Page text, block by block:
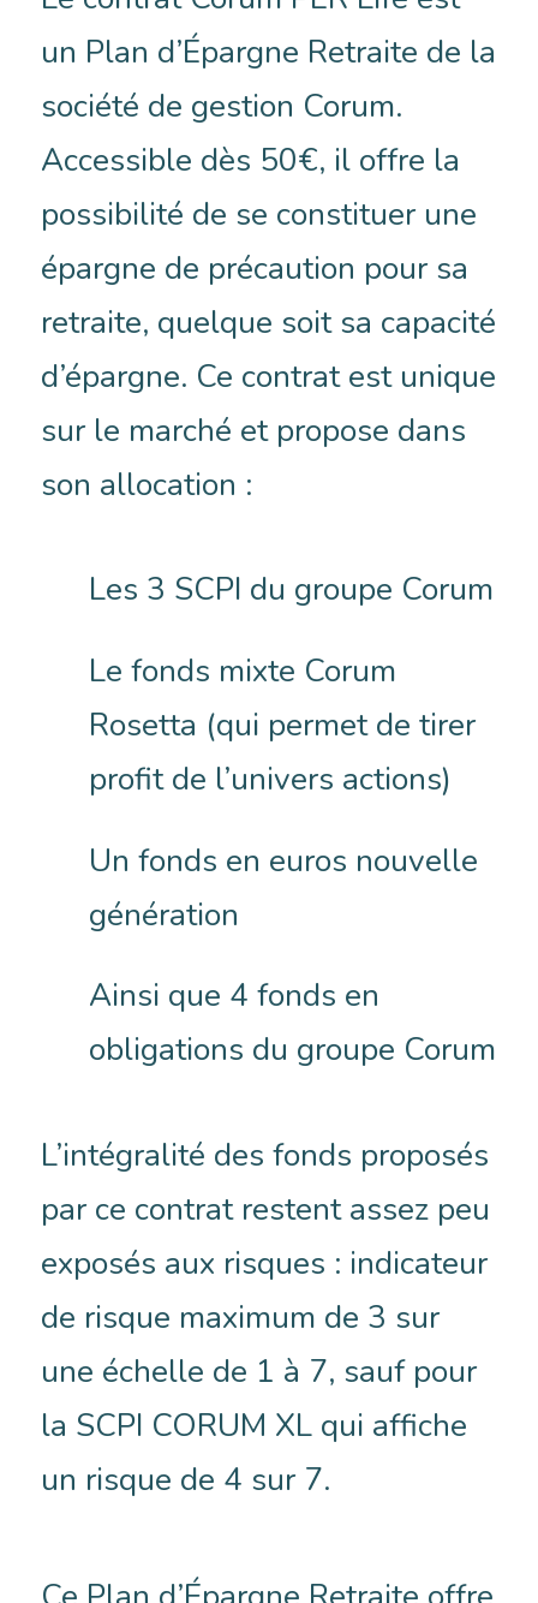
un Plan d’Épargne Retraite de la
société de gestion Corum.
Accessible dès 50€, il offre la
possibilité de se constituer une
épargne de précaution pour sa
retraite, quelque soit sa capacité
d’épargne. Ce contrat est unique
sur le marché et propose dans
son allocation :
Les 3 SCPI du groupe Corum
Le fonds mixte Corum
Rosetta (qui permet de tirer
profit de l’univers actions)
Un fonds en euros nouvelle
génération
Ainsi que 4 fonds en
obligations du groupe Corum
L’intégralité des fonds proposés
par ce contrat restent assez peu
exposés aux risques : indicateur
de risque maximum de 3 sur
une échelle de 1 à 7, sauf pour
la SCPI CORUM XL qui affiche
un risque de 4 sur 7.